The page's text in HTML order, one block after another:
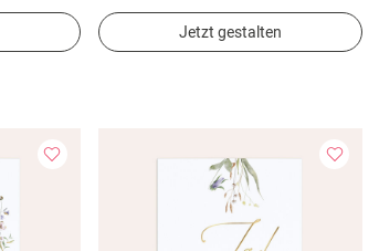
Jetzt gestalten